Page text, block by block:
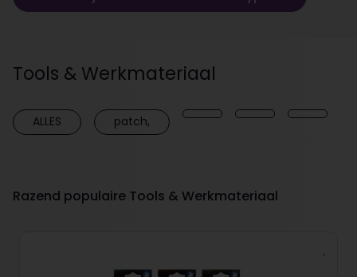
Tools & Werkmateriaal
ALLES patch,
Razend populaire Tools & Werkmateriaal